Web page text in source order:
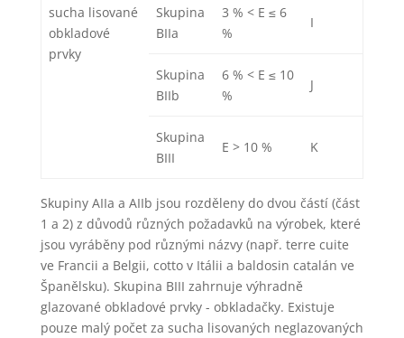
sucha lisované
obkladové
prvky
Skupina
BIIa
3 % < E ≤ 6
%
I
Skupina
BIIb
6 % < E ≤ 10
%
J
Skupina
BIII
E > 10 % K
Skupiny AIIa a AIIb jsou rozděleny do dvou částí (část
1 a 2) z důvodů různých požadavků na výrobek, které
jsou vyráběny pod různými názvy (např. terre cuite
ve Francii a Belgii, cotto v Itálii a baldosin catalán ve
Španělsku). Skupina BIII zahrnuje výhradně
glazované obkladové prvky - obkladačky. Existuje
pouze malý počet za sucha lisovaných neglazovaných